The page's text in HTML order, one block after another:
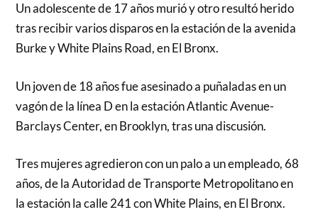
Un adolescente de 17 años murió y otro resultó herido
tras recibir varios disparos en la estación de la avenida
Burke y White Plains Road, en El Bronx.
Un joven de 18 años fue asesinado a puñaladas en un
vagón de la línea D en la estación Atlantic Avenue-
Barclays Center, en Brooklyn, tras una discusión.
Tres mujeres agredieron con un palo a un empleado, 68
años, de la Autoridad de Transporte Metropolitano en
la estación la calle 241 con White Plains, en El Bronx.